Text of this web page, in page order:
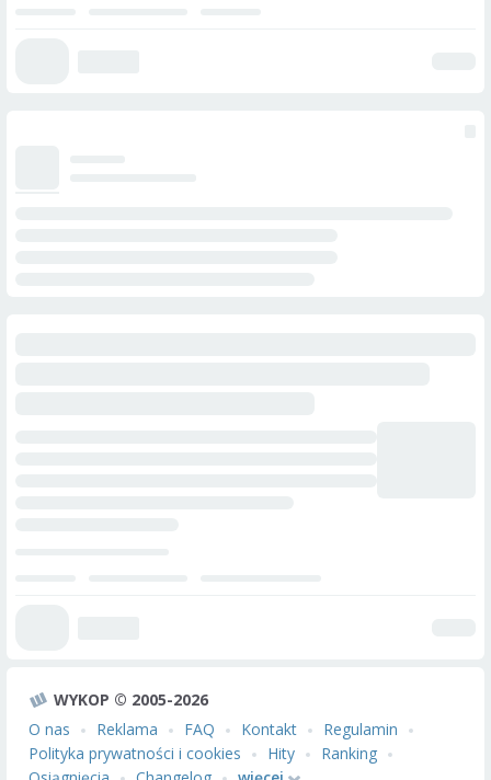
WYKOP © 2005-2026
O nas
Reklama FAQ Kontakt
Regulamin
Polityka prywatności i cookies
Hity
Ranking